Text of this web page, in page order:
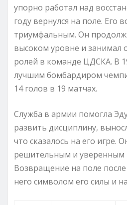
упорно работал над
году вернулся на поле. Его
триумфальным. Он
высоком уровне и занимал
ролей в команде ЦДСКА. В
лучшим бомбардиром
14 голов в 19 матчах.
Служба в армии помогла
развить дисциплину,
что сказалось на его игре.
решительным и уверенным
Возвращение на поле
него символом его силы и